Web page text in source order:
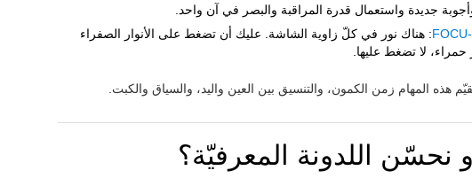
وأجوبة جديدة واستعمال قدرة المراقبة والبصر في آن واحد.
: هناك نور في كلّ زاوية الشاشة. عليك أن تضغط على الأنوار الصفراء
حمراء، لا تضغط عليها.
هذه المهام زمن الكمون، والتنسيق بين العين واليد، والسياق والكبت.
نحسّن اللدونة المعرفيّة؟